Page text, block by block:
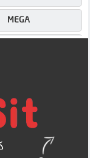
MEGA